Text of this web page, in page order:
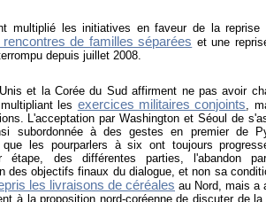
multiplié les initiatives en faveur de la reprise
de familles séparées et une
depuis juillet 2008.
et la Corée du Sud affirment ne pas avoir
les exercices militaires conjoints ,
L'acceptation par Washington et Séoul de
subordonnée à des gestes en premier de
que les pourparlers à six ont toujours
étape, des différentes parties, l'abandon
des objectifs finaux du dialogue, et non sa
les livraisons de céréales au Nord, mais a
à la proposition nord-coréenne de discuter de